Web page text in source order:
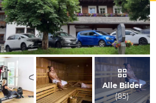
Juli 2020
Alle Bilder
(85)